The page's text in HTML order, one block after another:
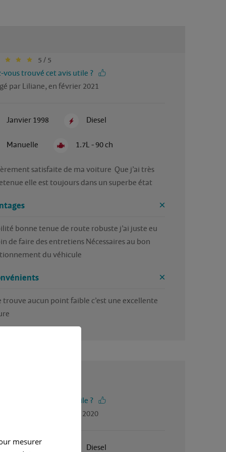
5 / 5
vous trouvé cet avis utile ?
par Liliane, en février 2021
Janvier 1998 Diesel
Manuelle 1.7L - 90 ch
elle est toujours dans un superbe état
de faire des entretiens Nécessaires au bon
du véhicule
trouve aucun point faible c’est une excellente
vous trouvé cet avis utile ?
par Pascal, en janvier 2020
Janvier 1998 Diesel
mesurer